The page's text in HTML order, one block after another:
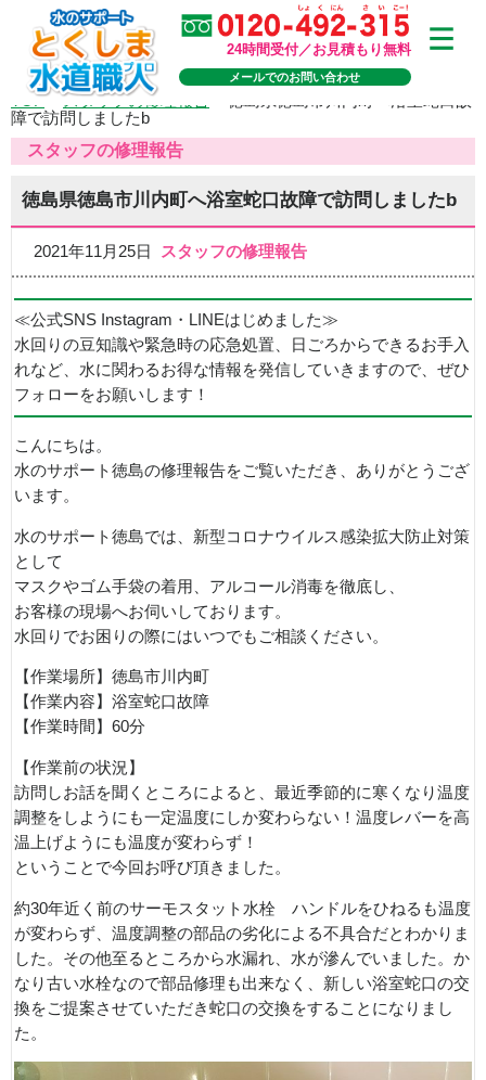
24時間受付／お見積もり無料
メールでのお問い合わせ
TOP>スタッフの修理報告
障で訪問しましたb
スタッフの修理報告
徳島県徳島市川内町へ浴室蛇口故障で訪問しましたb
2021年11月25日 スタッフの修理報告
≪公式SNS Instagram・LINEはじめました≫
水回りの豆知識や緊急時の応急処置、日ごろからできるお手入
れなど、水に関わるお得な情報を発信していきますので、ぜひ
フォローをお願いします！
こんにちは。
水のサポート徳島の修理報告をご覧いただき、ありがとうござ
います。
水のサポート徳島では、新型コロナウイルス感染拡大防止対策
として
マスクやゴム手袋の着用、アルコール消毒を徹底し、
お客様の現場へお伺いしております。
水回りでお困りの際にはいつでもご相談ください。
【作業場所】徳島市川内町
【作業内容】浴室蛇口故障
【作業時間】60分
【作業前の状況】
訪問しお話を聞くところによると、最近季節的に寒くなり温度
調整をしようにも一定温度にしか変わらない！温度レバーを高
温上げようにも温度が変わらず！
ということで今回お呼び頂きました。
約30年近く前のサーモスタット水栓 ハンドルをひねるも温度
が変わらず、温度調整の部品の劣化による不具合だとわかりま
した。その他至るところから水漏れ、水が滲んでいました。か
なり古い水栓なので部品修理も出来なく、新しい浴室蛇口の交
換をご提案させていただき蛇口の交換をすることになりまし
た。